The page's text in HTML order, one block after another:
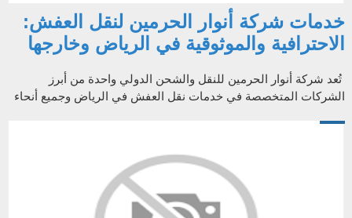
خدمات شركة أنوار الحرمين لنقل العفش:
الاحترافية والموثوقية في الرياض وخارجها
تُعد شركة أنوار الحرمين للنقل والشحن الدولي واحدة من أبرز
الشركات المتخصصة في خدمات نقل العفش في الرياض وجميع أنحاء